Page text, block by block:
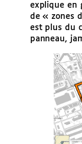
explique en
de « zones
est plus du
panneau,